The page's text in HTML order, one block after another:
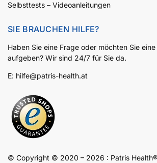
Selbsttests – Videoanleitungen
SIE BRAUCHEN HILFE?
Haben Sie eine Frage oder möchten Sie
aufgeben? Wir sind 24/7 für Sie da.
E: hilfe@patris-health.at
© Copyright © 2020 – 2026 : Patris Health®